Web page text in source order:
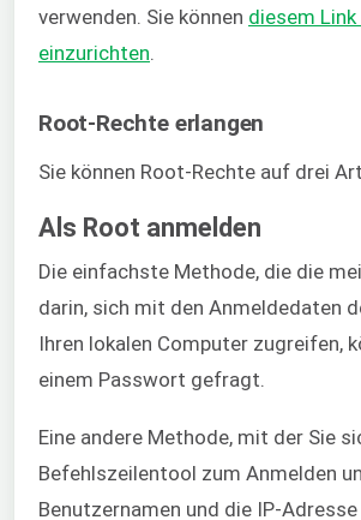
verwenden. Sie können diesem
einzurichten.
Root-Rechte erlangen
Sie können Root-Rechte auf drei
Als Root anmelden
Die einfachste Methode, die die
darin, sich mit den Anmeldedaten
Ihren lokalen Computer zugreifen,
einem Passwort gefragt.
Eine andere Methode, mit der Sie
Befehlszeilentool zum Anmelden
Benutzernamen und die IP-